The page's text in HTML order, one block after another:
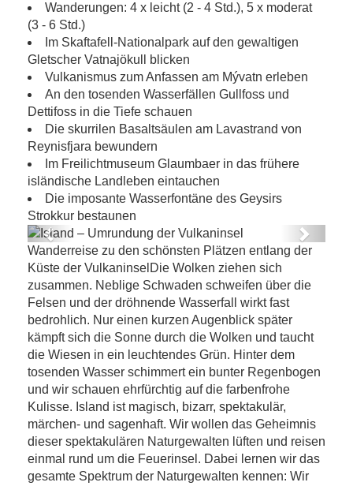
Wanderungen: 4 x leicht (2 - 4 Std.), 5 x moderat
(3 - 6 Std.)
Im Skaftafell-Nationalpark auf den gewaltigen
Gletscher Vatnajökull blicken
Vulkanismus zum Anfassen am Mývatn erleben
An den tosenden Wasserfällen Gullfoss und
Dettifoss in die Tiefe schauen
Die skurrilen Basaltsäulen am Lavastrand von
Reynisfjara bewundern
Im Freilichtmuseum Glaumbaer in das frühere
isländische Landleben eintauchen
Die imposante Wasserfontäne des Geysirs
Strokkur bestaunen
Island – Umrundung der Vulkaninsel
Previous Next
Wanderreise zu den schönsten Plätzen entlang der
Küste der VulkaninselDie Wolken ziehen sich
zusammen. Neblige Schwaden schweifen über die
Felsen und der dröhnende Wasserfall wirkt fast
bedrohlich. Nur einen kurzen Augenblick später
kämpft sich die Sonne durch die Wolken und taucht
die Wiesen in ein leuchtendes Grün. Hinter dem
tosenden Wasser schimmert ein bunter Regenbogen
und wir schauen ehrfürchtig auf die farbenfrohe
Kulisse. Island ist magisch, bizarr, spektakulär,
märchen- und sagenhaft. Wir wollen das Geheimnis
dieser spektakulären Naturgewalten lüften und reisen
einmal rund um die Feuerinsel. Dabei lernen wir das
gesamte Spektrum der Naturgewalten kennen: Wir